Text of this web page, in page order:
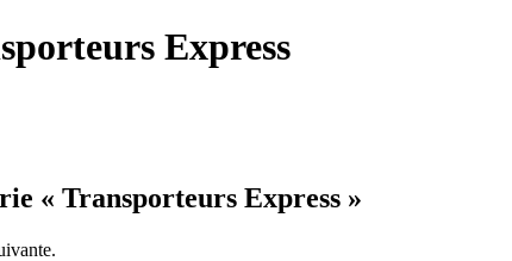
Express
« Transporteurs Express »